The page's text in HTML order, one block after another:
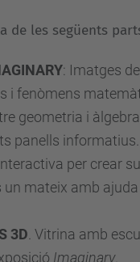
de les següents
: Imatges
i fenòmens
geometria i
panells informatius.
per crear
un mateix amb
3D . Vitrina amb
Imaginary.